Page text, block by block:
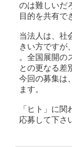
のは難しいだ
目的を共有で
当法人は、社
きい方ですが
。全国展開の
との更なる差
今回の募集は
ます。
「ヒト」に
応募して下さ